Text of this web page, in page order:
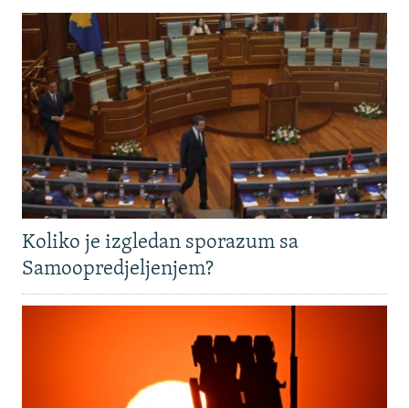
Koliko je izgledan sporazum sa
Samoopredjeljenjem?